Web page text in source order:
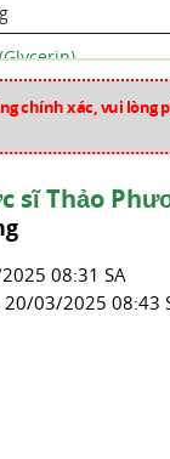
Betaine
chính xác, vui lòng
sĩ Thảo
08:31 SA
20/03/2025 08:43